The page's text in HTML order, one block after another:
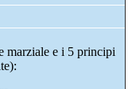
marziale e i 5 principi